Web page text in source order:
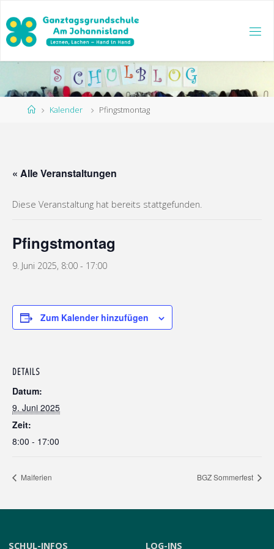
Inhalt
springen
StartKalender Pfingstmontag
« Alle Veranstaltungen
Diese Veranstaltung hat bereits stattgefunden.
Pfingstmontag
9. Juni 2025, 8:00 - 17:00
Zum Kalender hinzufügen
DETAILS
Datum:
9. Juni 2025
Zeit:
8:00 - 17:00
Maiferien BGZ Sommerfest
SCHUL-INFOS LOG-INS